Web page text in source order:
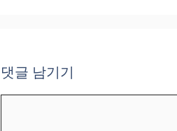
댓글 남기기